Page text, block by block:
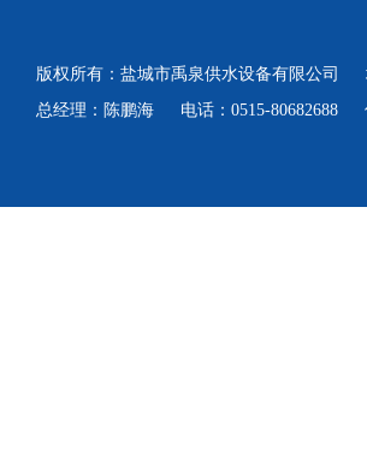
版权所有：盐城市禹泉供水设备有限公司
总经理：陈鹏海 电话：0515-80682688